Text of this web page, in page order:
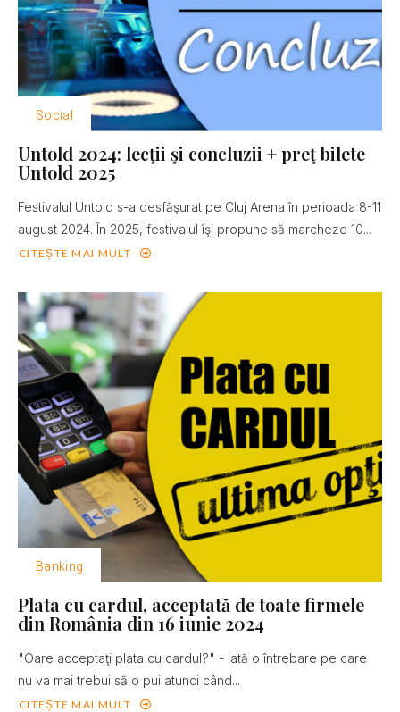
Social
Untold 2024: lecţii şi concluzii + preţ bilete
Untold 2025
Festivalul Untold s-a desfăşurat pe Cluj Arena în perioada 8-11
august 2024. În 2025, festivalul îşi propune să marcheze 10...
CITEȘTE MAI MULT
Banking
Plata cu cardul, acceptată de toate firmele
din România din 16 iunie 2024
"Oare acceptaţi plata cu cardul?" - iată o întrebare pe care
nu va mai trebui să o pui atunci când...
CITEȘTE MAI MULT